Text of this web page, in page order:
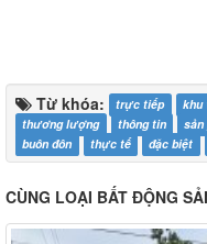
Từ khóa: trực tiếp khu
thương lượng
thông tin sản
buôn đôn
thực tế đặc biệt
CÙNG LOẠI BẤT ĐỘNG